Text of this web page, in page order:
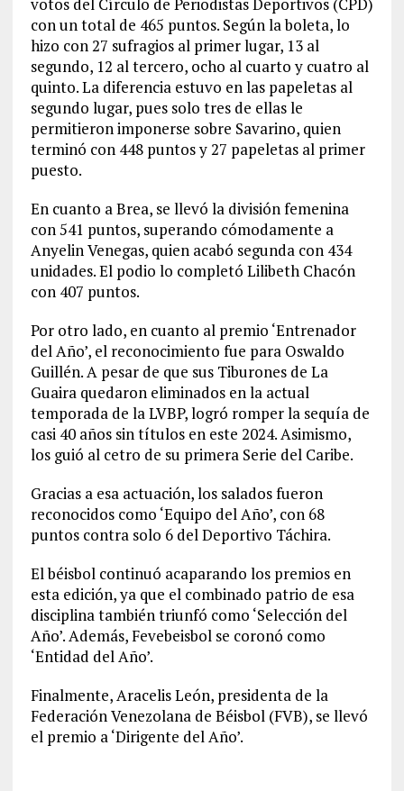
con un total de 465 puntos. Según la boleta, lo
hizo con 27 sufragios al primer lugar, 13 al
segundo, 12 al tercero, ocho al cuarto y cuatro al
quinto. La diferencia estuvo en las papeletas al
segundo lugar, pues solo tres de ellas le
permitieron imponerse sobre Savarino, quien
terminó con 448 puntos y 27 papeletas al primer
puesto.
En cuanto a Brea, se llevó la división femenina
con 541 puntos, superando cómodamente a
Anyelin Venegas, quien acabó segunda con 434
unidades. El podio lo completó Lilibeth Chacón
con 407 puntos.
Por otro lado, en cuanto al premio ‘Entrenador
del Año’, el reconocimiento fue para Oswaldo
Guillén. A pesar de que sus Tiburones de La
Guaira quedaron eliminados en la actual
temporada de la LVBP, logró romper la sequía de
casi 40 años sin títulos en este 2024. Asimismo,
los guió al cetro de su primera Serie del Caribe.
Gracias a esa actuación, los salados fueron
reconocidos como ‘Equipo del Año’, con 68
puntos contra solo 6 del Deportivo Táchira.
El béisbol continuó acaparando los premios en
esta edición, ya que el combinado patrio de esa
disciplina también triunfó como ‘Selección del
Año’. Además, Fevebeisbol se coronó como
‘Entidad del Año’.
Finalmente, Aracelis León, presidenta de la
Federación Venezolana de Béisbol (FVB), se llevó
el premio a ‘Dirigente del Año’.